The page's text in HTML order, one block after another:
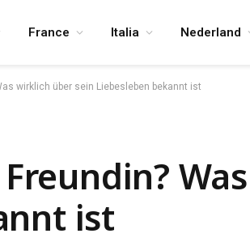
France Italia Nederland
wirklich über sein Liebesleben bekannt ist
ist